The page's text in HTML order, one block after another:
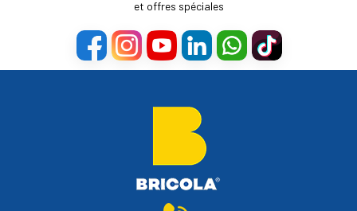
et offres spéciales